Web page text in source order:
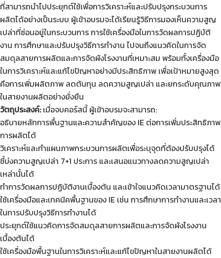
ที่สามารถนำไปประยุกต์ใช้เพื่อการวิเคราะห์และปรับปรุงกระบวนการ
ผลิตได้อย่างเป็นระบบ ผู้เข้าอบรมจะได้เรียนรู้วิธีการมองเห็นความสูญ
เปล่าที่ซ่อนอยู่ในกระบวนการ การใช้เครื่องมือในการวัดผลการปฏิบัติ
งาน การศึกษาและปรับปรุงวิธีการทำงาน ไปจนถึงแนวคิดในการจัด
สมดุลสายการผลิตและการจัดผังโรงงานที่เหมาะสม พร้อมทั้งเครื่องมือ
ในการวิเคราะห์และแก้ไขปัญหาอย่างมีประสิทธิภาพ เพื่อเป้าหมายสูงสุด
คือการเพิ่มผลิตภาพ ลดต้นทุน ลดความสูญเปล่า และยกระดับคุณภาพ
ในสายงานผลิตอย่างยั่งยืน
วัตถุประสงค์:เมื่อจบคอร์สนี้ ผู้เข้าอบรมจะสามารถ:
อธิบายหลักการพื้นฐานและความสำคัญของ IE ต่อการเพิ่มประสิทธิภาพ
การผลิตได้
วิเคราะห์และทำแผนภาพกระบวนการผลิตเพื่อระบุจุดที่ต้องปรับปรุงได้
ชี้บ่งความสูญเปล่า 7+1 ประการ และเสนอแนวทางลดความสูญเปล่า
เหล่านั้นได้
ทำการวัดผลการปฏิบัติงานเบื้องต้น และเข้าใจแนวคิดเวลามาตรฐานได้
ใช้เครื่องมือและเทคนิคพื้นฐานของ IE เช่น การศึกษาการทำงานและเวลา
ในการปรับปรุงวิธีการทำงานได้
ประยุกต์ใช้แนวคิดการจัดสมดุลสายการผลิตและการจัดผังโรงงาน
เบื้องต้นได้
ใช้เครื่องมือพื้นฐานในการวิเคราะห์และแก้ไขปัญหาในสายงานผลิตได้